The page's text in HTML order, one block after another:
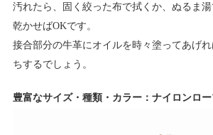
汚れたら、固く絞った布で拭くか、ぬるま
乾かせばOKです。
接合部分の牛革にオイルを時々塗ってあげ
ちするでしょう。
豊富なサイズ・種類・カラー：ナイロンロ